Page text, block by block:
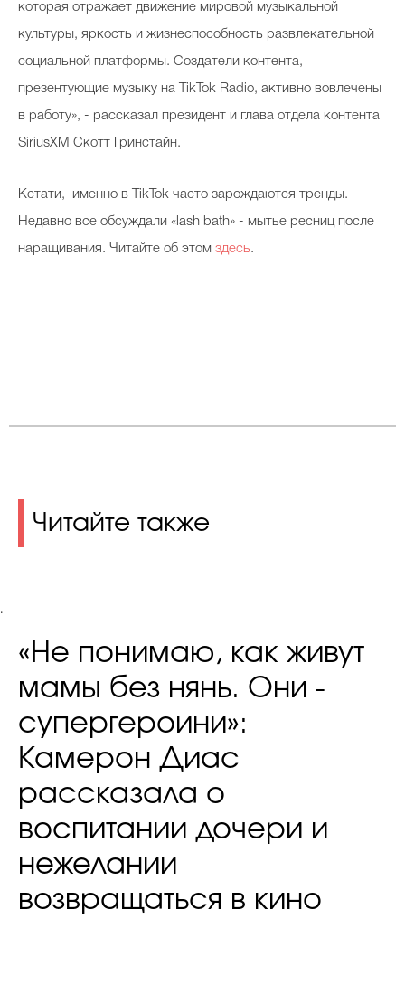
которая отражает движение мировой музыкальной
культуры, яркость и жизнеспособность развлекательной
социальной платформы. Создатели контента,
презентующие музыку на TikTok Radio, активно вовлечены
в работу», - рассказал президент и глава отдела контента
SiriusXM Скотт Гринстайн.
Кстати, именно в TikTok часто зарождаются тренды.
Недавно все обсуждали «lash bath» - мытье ресниц после
наращивания. Читайте об этом здесь.
Читайте также
.
«Не понимаю, как живут
мамы без нянь. Они -
супергероини»:
Камерон Диас
рассказала о
воспитании дочери и
нежелании
возвращаться в кино